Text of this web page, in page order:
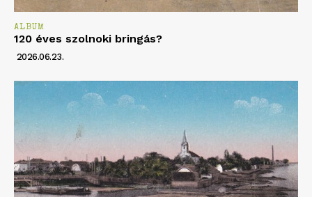
ALBUM
120 éves szolnoki bringás?
2026.06.23.